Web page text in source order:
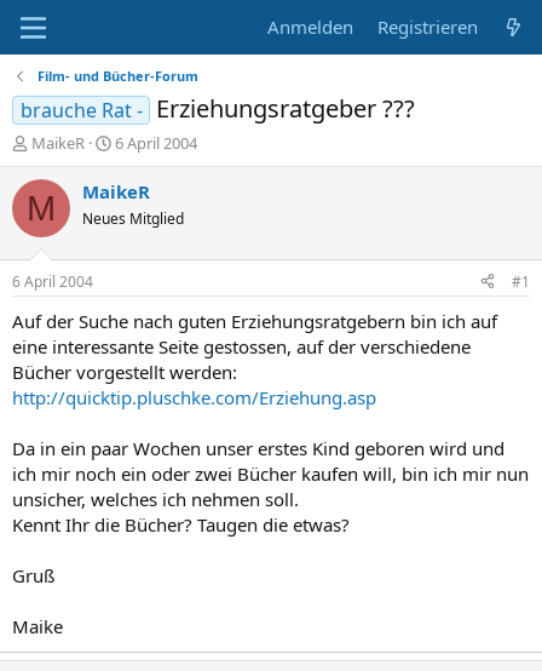
Anmelden Registrieren
Film- und Bücher-Forum
brauche Rat - Erziehungsratgeber ???
E
r
s
t
e
r
MaikeR
E
r
s
e
t
a
6 April 2004
M MaikeR
Neues Mitglied
6 April 2004 #1
Auf der Suche nach guten Erziehungsratgebern bin ich auf
eine interessante Seite gestossen, auf der verschiedene
Bücher vorgestellt werden:
http://quicktip.pluschke.com/Erziehung.asp
Da in ein paar Wochen unser erstes Kind geboren wird und
ich mir noch ein oder zwei Bücher kaufen will, bin ich mir nun
unsicher, welches ich nehmen soll.
Kennt Ihr die Bücher? Taugen die etwas?
Gruß
Maike